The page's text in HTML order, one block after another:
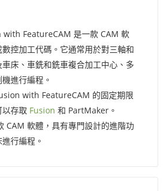
FeatureCAM 是一款 CAM 軟
控加工代碼。它通常用於對三軸和
床、車銑和銑車複合加工中心、多
進行編程。
with FeatureCAM 的固定期限
存取 Fusion 和 PartMaker。
CAM 軟體，具有專門設計的進階功
行編程。